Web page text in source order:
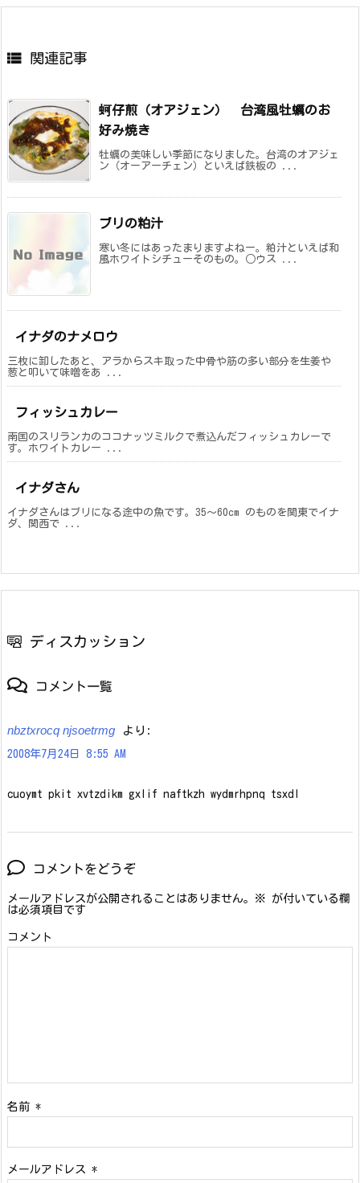
 関連記事
蚵仔煎（オアジェン） 台湾風牡蠣のお
好み焼き
牡蠣の美味しい季節になりました。台湾のオアジェ
ン（オーアーチェン）といえば鉄板の ...
ブリの粕汁
寒い冬にはあったまりますよねー。粕汁といえば和
風ホワイトシチューそのもの。○ウス ...
イナダのナメロウ
三枚に卸したあと、アラからスキ取った中骨や筋の多い部分を生姜や
葱と叩いて味噌をあ ...
フィッシュカレー
南国のスリランカのココナッツミルクで煮込んだフィッシュカレーで
す。ホワイトカレー ...
イナダさん
イナダさんはブリになる途中の魚です。35～60cm のものを関東でイナ
ダ、関西で ...
ディスカッション
コメント一覧
nbztxrocq njsoetrmg より:
2008年7月24日 8:55 AM
cuoymt pkit xvtzdikm gxlif naftkzh wydmrhpnq tsxdl
コメントをどうぞ
メールアドレスが公開されることはありません。 ※ が付いている欄
は必須項目です
コメント
名前 *
メールアドレス *